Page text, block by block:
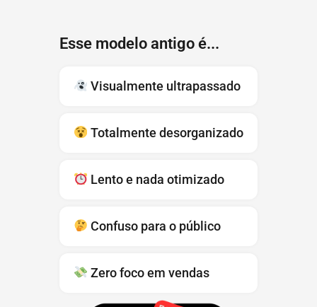
Esse modelo antigo é...
Visualmente ultrapassado
Totalmente desorganizado
Lento e nada otimizado
Confuso para o público
Zero foco em vendas